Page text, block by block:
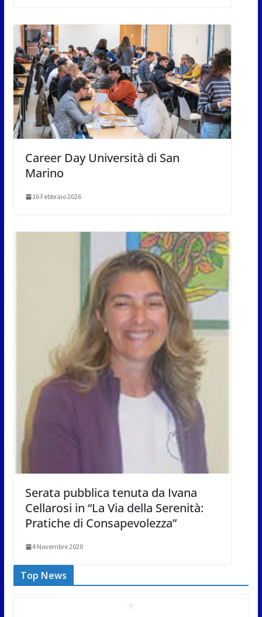
Career Day Università di San
Marino
16 Febbraio 2026
Serata pubblica tenuta da Ivana
Cellarosi in “La Via della Serenità:
Pratiche di Consapevolezza”
4 Novembre 2020
Top News